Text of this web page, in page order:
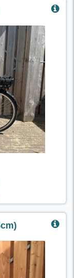
voorwielmotor
60 tot 100 km
165 / 190
€ 28,95 per dag
16 Inch,
±
kan afwijken).